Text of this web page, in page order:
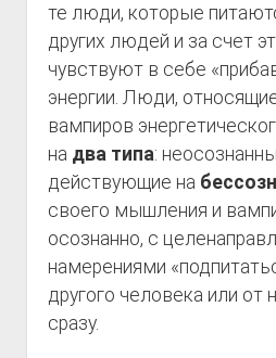
те люди, которые
других людей и за счет
чувствуют в себе
энергии. Люди,
вампиров
на два типа:
действующие на
своего мышления и
осознанно, с
намерениями
другого человека или
сразу.